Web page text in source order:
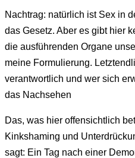
Nachtrag: natürlich ist Sex in
das Gesetz. Aber es gibt hier
die ausführenden Organe
meine Formulierung.
verantwortlich und wer sich
das Nachsehen
Das, was hier offensichtlich
Kinkshaming und
sagt: Ein Tag nach einer